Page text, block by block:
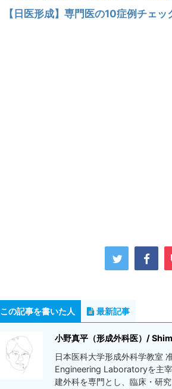
【日医形成】専門医の10症例チェッ
この記事を書いた人 最新記事
小野真平（形成外科医）/
日本医科大学形成外科学教室
Engineering Laboratoryを主
建外科を専門とし、臨床・研